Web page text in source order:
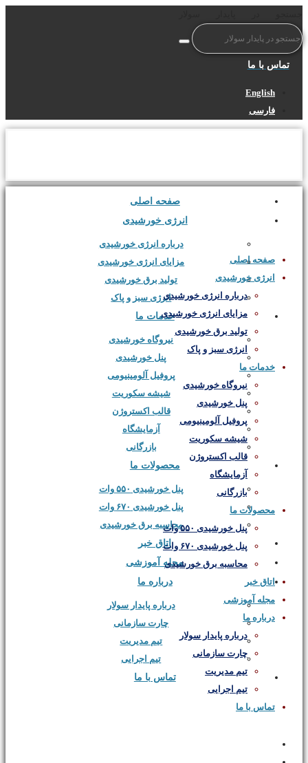
تماس با ما
English
فارسی
صفحه اصلی
انرژی خورشیدی
درباره انرژی خورشیدی
مزایای انرژی خورشیدی
تولید برق خورشیدی
انرژی سبز و پاک
خدمات ما
نیروگاه خورشیدی
پنل خورشیدی
پروفیل‌ آلومینیومی
شیشه سکوریت
قالب‌ اکستروژن
آزمایشگاه
بازرگانی
محصولات ما
پنل خورشیدی ۵۵۰ وات
پنل خورشیدی ۶۷۰ وات
محاسبه برق خورشیدی
اتاق خبر
مجله آموزشی
درباره ما
درباره پایدار سولار
چارت سازمانی
تیم مدیریت
تیم اجرایی
تماس با ما
صفحه اصلی
انرژی خورشیدی
درباره انرژی خورشیدی
مزایای انرژی خورشیدی
تولید برق خورشیدی
انرژی سبز و پاک
خدمات ما
نیروگاه خورشیدی
پنل خورشیدی
پروفیل‌ آلومینیومی
شیشه سکوریت
قالب‌ اکستروژن
آزمایشگاه
بازرگانی
محصولات ما
پنل خورشیدی ۵۵۰ وات
پنل خورشیدی ۶۷۰ وات
محاسبه برق خورشیدی
اتاق خبر
مجله آموزشی
درباره ما
درباره پایدار سولار
چارت سازمانی
تیم مدیریت
تیم اجرایی
تماس با ما